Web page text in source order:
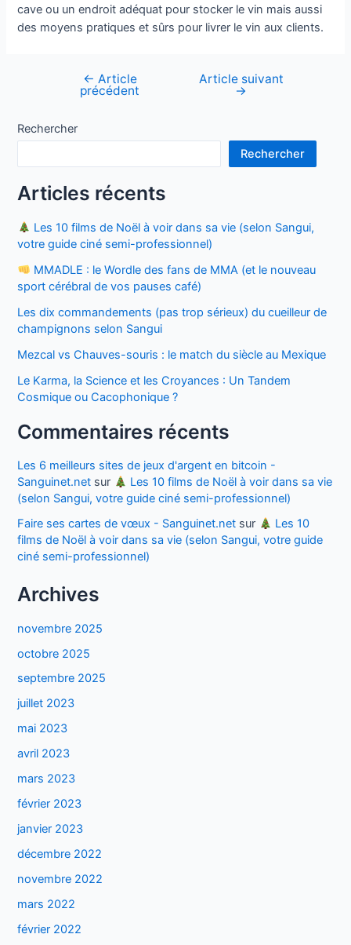
cave ou un endroit adéquat pour stocker le vin mais aussi
des moyens pratiques et sûrs pour livrer le vin aux clients.
Navigation
← Article
précédent
Article suivant
→
Rechercher
Rechercher
Articles récents
Les 10 films de Noël à voir dans sa vie (selon Sangui,
votre guide ciné semi-professionnel)
MMADLE : le Wordle des fans de MMA (et le nouveau
sport cérébral de vos pauses café)
Les dix commandements (pas trop sérieux) du cueilleur de
champignons selon Sangui
Mezcal vs Chauves-souris : le match du siècle au Mexique
Le Karma, la Science et les Croyances : Un Tandem
Cosmique ou Cacophonique ?
Commentaires récents
Les 6 meilleurs sites de jeux d'argent en bitcoin -
Sanguinet.net sur
Les 10 films de Noël à voir dans sa vie
(selon Sangui, votre guide ciné semi-professionnel)
Faire ses cartes de vœux - Sanguinet.net sur
Les 10
films de Noël à voir dans sa vie (selon Sangui, votre guide
ciné semi-professionnel)
Archives
novembre 2025
octobre 2025
septembre 2025
juillet 2023
mai 2023
avril 2023
mars 2023
février 2023
janvier 2023
décembre 2022
novembre 2022
mars 2022
février 2022